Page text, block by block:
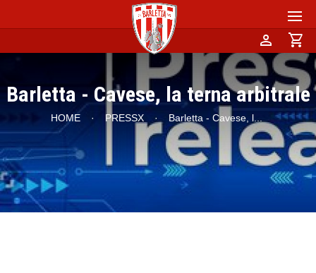
person shopping_cart
Barletta - Cavese, la terna arbitrale
HOME · PRESSX · Barletta - Cavese, l...